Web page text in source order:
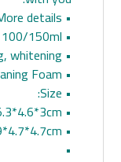
• More details:
• Capacity: 100/150ml.
• Function: cleaning, whitening.
• 1x 150ml Shoe Cleaning Foam.
• Size:
• Shoe Whitening Liquid: 15.3*4.6*3cm.
• Shoe Cleaning Foam: 16.9*4.7*4.7cm.
•